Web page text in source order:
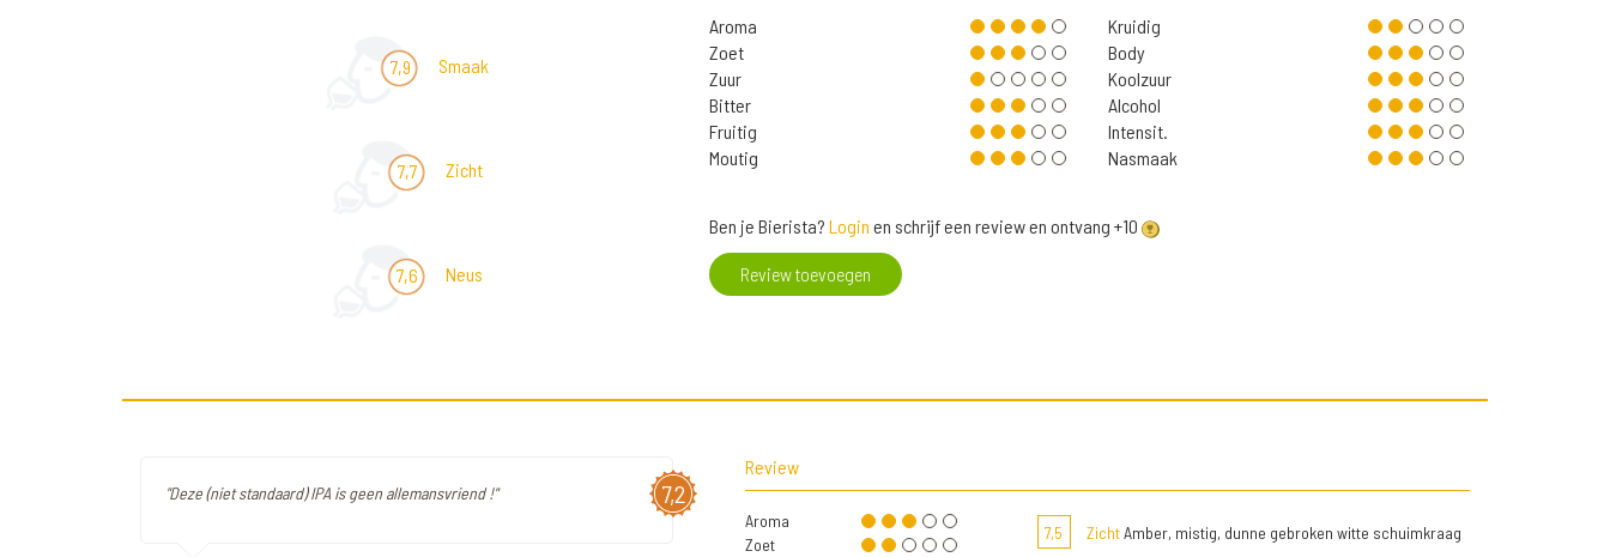
7,9 Smaak
7,7 Zicht
7,6 Neus
Aroma
Zoet
Zuur
Bitter
Fruitig
Moutig
Kruidig
Body
Koolzuur
Alcohol
Intensit.
Nasmaak
Ben je Bierista? Login en schrijf een review en ontvang +10
Review toevoegen
7,2
"Deze (niet standaard) IPA is geen allemansvriend !"
Review
Aroma
Zoet
7,5 ZichtAmber, mistig, dunne gebroken witte schuimkraag